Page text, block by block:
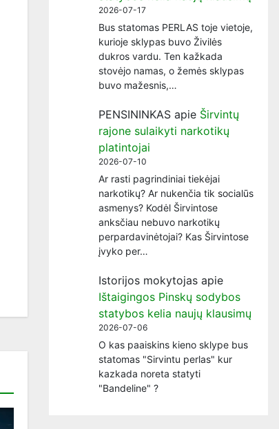
2026-07-17
Bus statomas PERLAS toje vietoje,
kurioje sklypas buvo Živilės
dukros vardu. Ten kažkada
stovėjo namas, o žemės sklypas
buvo mažesnis,…
PENSININKAS apie Širvintų
rajone sulaikyti narkotikų
platintojai
2026-07-10
Ar rasti pagrindiniai tiekėjai
narkotikų? Ar nukenčia tik socialūs
asmenys? Kodėl Širvintose
anksčiau nebuvo narkotikų
perpardavinėtojai? Kas Širvintose
įvyko per…
Istorijos mokytojas apie
Ištaigingos Pinskų sodybos
statybos kelia naujų klausimų
2026-07-06
O kas paaiskins kieno sklype bus
statomas "Sirvintu perlas" kur
kazkada noreta statyti
"Bandeline" ?